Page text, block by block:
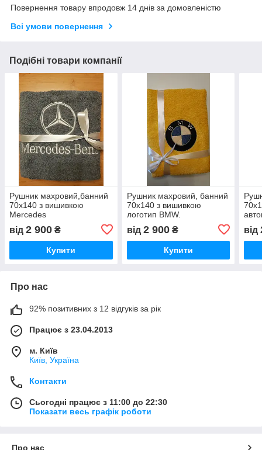
Повернення товару впродовж 14 днів за домовленістю
Всі умови повернення
Подібні товари компанії
Рушник махровий,банний
70x140 з вишивкою
Mercedes
від 2 900 ₴
Купити
Рушник махровий, банний
70x140 з вишивкою
логотип BMW.
від 2 900₴
Купити
від
Про нас
92% позитивних з 12 відгуків за рік
Працює з 23.04.2013
м. Київ
Київ, Україна
Контакти
Сьогодні працює з 11:00 до 22:30
Показати весь графік роботи
Про нас